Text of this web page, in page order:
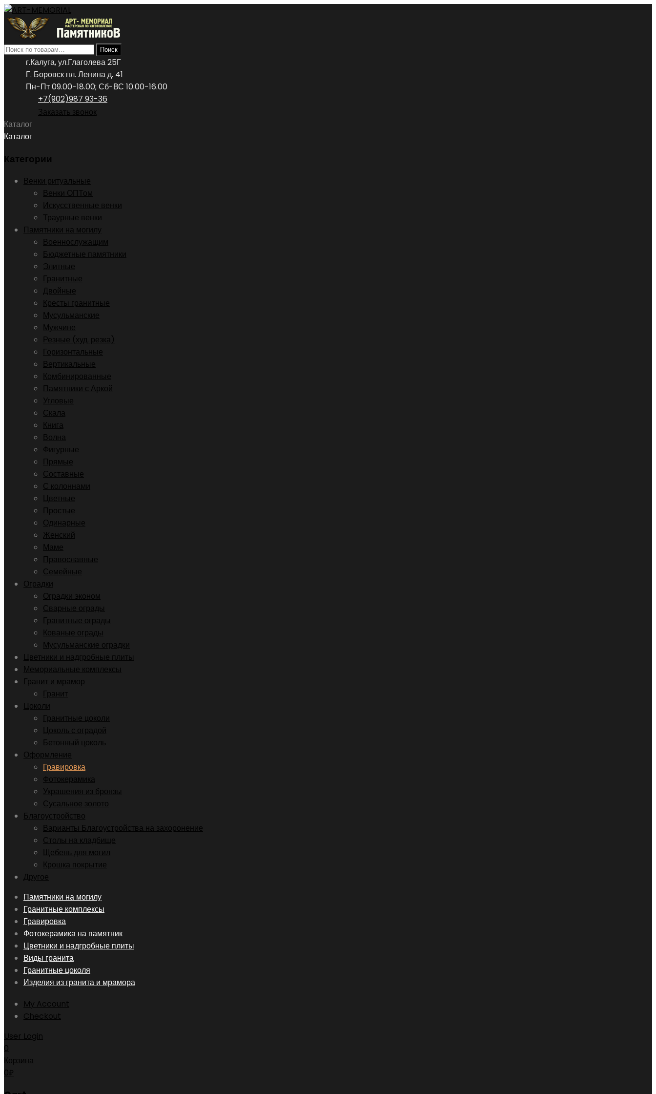
Искать: Поиск
г.Калуга, ул.Глаголева 25Г
Г. Боровск пл. Ленина д. 41
Пн-Пт 09.00-18.00; Сб-ВС 10.00-16.00
+7(902)987 93-36
Заказать звонок
Каталог
Каталог
Категории
Венки ритуальные
Венки ОПТом
Искусственные венки
Траурные венки
Памятники на могилу
Военнослужащим
Бюджетные памятники
Элитные
Гранитные
Двойные
Кресты гранитные
Мусульманские
Мужчине
Резные (худ. резка)
Горизонтальные
Вертикальные
Комбинированные
Памятники с Аркой
Угловые
Скала
Книга
Волна
Фигурные
Прямые
Составные
С колоннами
Цветные
Простые
Одинарные
Женский
Маме
Православные
Семейные
Оградки
Оградки эконом
Сварные ограды
Гранитные ограды
Кованые ограды
Мусульманские оградки
Цветники и надгробные плиты
Мемориальные комплексы
Гранит и мрамор
Гранит
Цоколи
Гранитные цоколи
Цоколь с оградой
Бетонный цоколь
Оформление
Гравировка
Фотокерамика
Украшения из бронзы
Сусальное золото
Благоустройство
Варианты Благоустройства на захоронение
Столы на кладбище
Щебень для могил
Крошка покрытие
Другое
Skip
content
Памятники на могилу
Гранитные комплексы
Гравировка
Фотокерамика на памятник
Цветники и надгробные плиты
Виды гранита
Гранитные цоколя
Изделия из гранита и мрамора
My Account
Checkout
User Login
0
Корзина
0₽